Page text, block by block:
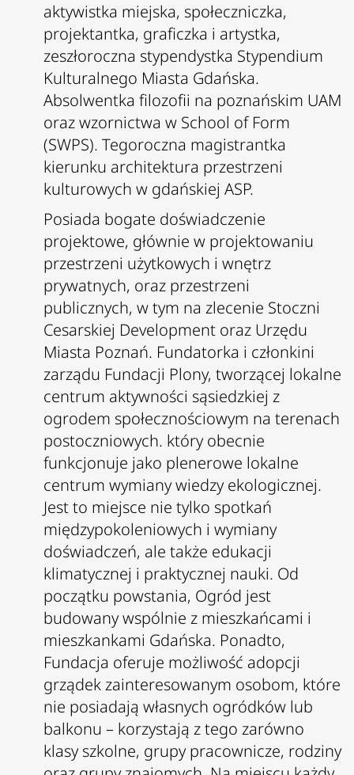
aktywistka miejska, społeczniczka,
projektantka, graficzka i artystka,
zeszłoroczna stypendystka Stypendium
Kulturalnego Miasta Gdańska.
Absolwentka filozofii na poznańskim UAM
oraz wzornictwa w School of Form
(SWPS). Tegoroczna magistrantka
kierunku architektura przestrzeni
kulturowych w gdańskiej ASP.
Posiada bogate doświadczenie
projektowe, głównie w projektowaniu
przestrzeni użytkowych i wnętrz
prywatnych, oraz przestrzeni
publicznych, w tym na zlecenie Stoczni
Cesarskiej Development oraz Urzędu
Miasta Poznań. Fundatorka i członkini
zarządu Fundacji Plony, tworzącej lokalne
centrum aktywności sąsiedzkiej z
ogrodem społecznościowym na terenach
postoczniowych. który obecnie
funkcjonuje jako plenerowe lokalne
centrum wymiany wiedzy ekologicznej.
Jest to miejsce nie tylko spotkań
międzypokoleniowych i wymiany
doświadczeń, ale także edukacji
klimatycznej i praktycznej nauki. Od
początku powstania, Ogród jest
budowany wspólnie z mieszkańcami i
mieszkankami Gdańska. Ponadto,
Fundacja oferuje możliwość adopcji
grządek zainteresowanym osobom, które
nie posiadają własnych ogródków lub
balkonu – korzystają z tego zarówno
klasy szkolne, grupy pracownicze, rodziny